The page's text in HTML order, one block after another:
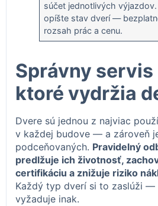
súčet jednotlivých výjazdov.
opíšte stav dverí —
rozsah prác a cenu.
Správny servis
ktoré vydržia
Dvere sú jednou z najviac
v každej budove — a zároveň
podceňovaných. Pravidelný
predlžuje ich životnosť,
certifikáciu a znižuje riziko
Každý typ dverí si to zaslúži
vyžaduje inak.